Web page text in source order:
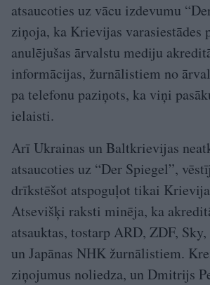
atsaucoties uz vācu izdevumu
ziņoja, ka Krievijas varasiestādes
anulējušas ārvalstu mediju
informācijas, žurnālistiem no
pa telefonu paziņots, ka viņi
ielaisti.
Arī Ukrainas un Baltkrievijas
atsaucoties uz “Der Spiegel”,
drīkstēšot atspoguļot tikai
Atsevišķi raksti minēja, ka
atsauktas, tostarp ARD, ZDF,
un Japānas NHK žurnālistiem.
ziņojumus noliedza, un Dmitrijs